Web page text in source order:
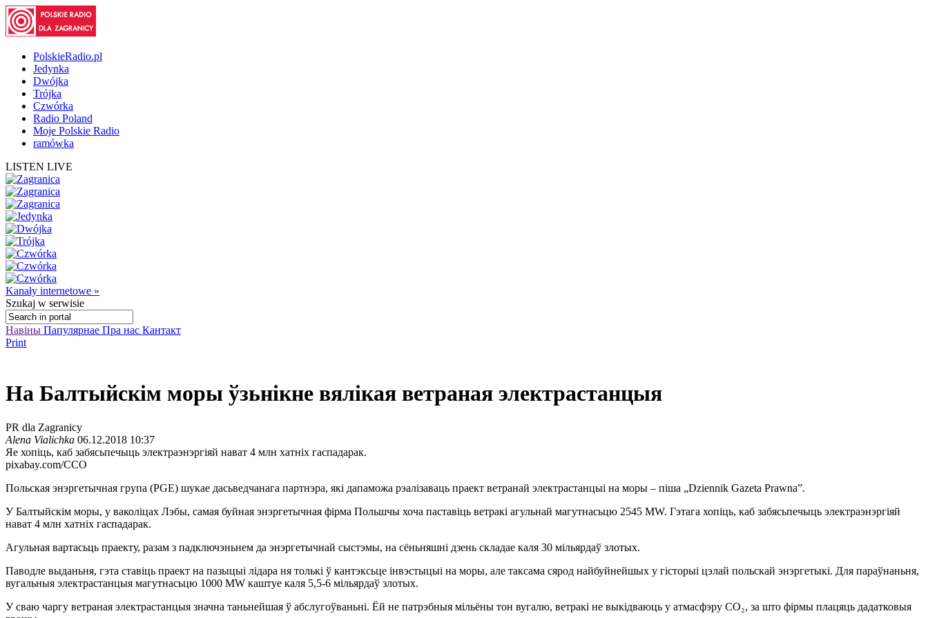
PolskieRadio.pl
Jedynka
Dwójka
Trójka
Czwórka
Radio Poland
Moje Polskie Radio
ramówka
LISTEN LIVE
Kanały internetowe »
Szukaj w serwisie
Навіны Папулярнае Пра нас Кантакт
Print
На Балтыйскім моры ўзьнікне вялікая ветраная электрастанцыя
PR dla Zagranicy
Alena Vialichka 06.12.2018 10:37
Яе хопіць, каб забясьпечыць электраэнэргіяй нават 4 млн хатніх гаспадарак.
pixabay.com/CCO
Польская энэргетычная група (PGE) шукае дасьведчанага партнэра, які дапаможа рэалізаваць праект ветранай электрастанцыі на моры – піша „Dziennik Gazeta Prawna”.
У Балтыйскім моры, у ваколіцах Лэбы, самая буйная энэргетычная фірма Польшчы хоча паставіць ветракі агульнай магутнасьцю 2545 MW. Гэтага хопіць, каб забясьпечыць электраэнэргіяй
нават 4 млн хатніх гаспадарак.
Агульная вартасьць праекту, разам з падключэньнем да энэргетычнай сыстэмы, на сёньняшні дзень складае каля 30 мільярдаў злотых.
Паводле выданьня, гэта ставіць праект на пазыцыі лідара ня толькі ў кантэксьце інвэстыцыі на моры, але таксама сярод найбуйнейшых у гісторыі цэлай польскай энэргетыкі. Для параўнаньня,
вугальныя электрастанцыя магутнасьцю 1000 MW каштуе каля 5,5-6 мільярдаў злотых.
У сваю чаргу ветраная электрастанцыя значна таньнейшая ў абслугоўваньні. Ёй не патрэбныя мільёны тон вугалю, ветракі не выкідваюць у атмасфэру CO₂, за што фірмы плацяць дадатковыя